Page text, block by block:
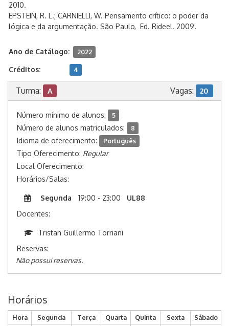
2010.
EPSTEIN, R. L.; CARNIELLI, W. Pensamento crítico: o poder da
lógica e da argumentação. São Paulo, Ed. Rideel. 2009.
Ano de Catálogo: 2022
Créditos: 4
Turma: A Vagas: 20
Número mínimo de alunos: 5
Número de alunos matriculados: 8
Idioma de oferecimento: Português
Tipo Oferecimento: Regular
Local Oferecimento:
Horários/Salas:
Segunda 19:00 - 23:00
UL88
Docentes:
Tristan Guillermo Torriani
Reservas:
Não possui reservas.
Horários
Hora Segunda Terça Quarta Quinta Sexta
Sábado